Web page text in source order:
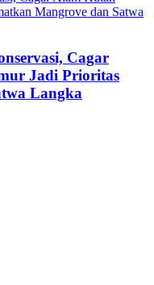
Cagar
Jadi Prioritas
Langka